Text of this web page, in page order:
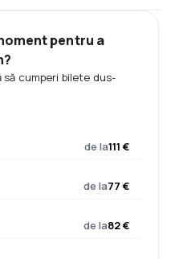
pentru a
cumperi bilete dus-
de la111 €
de la77 €
de la82 €